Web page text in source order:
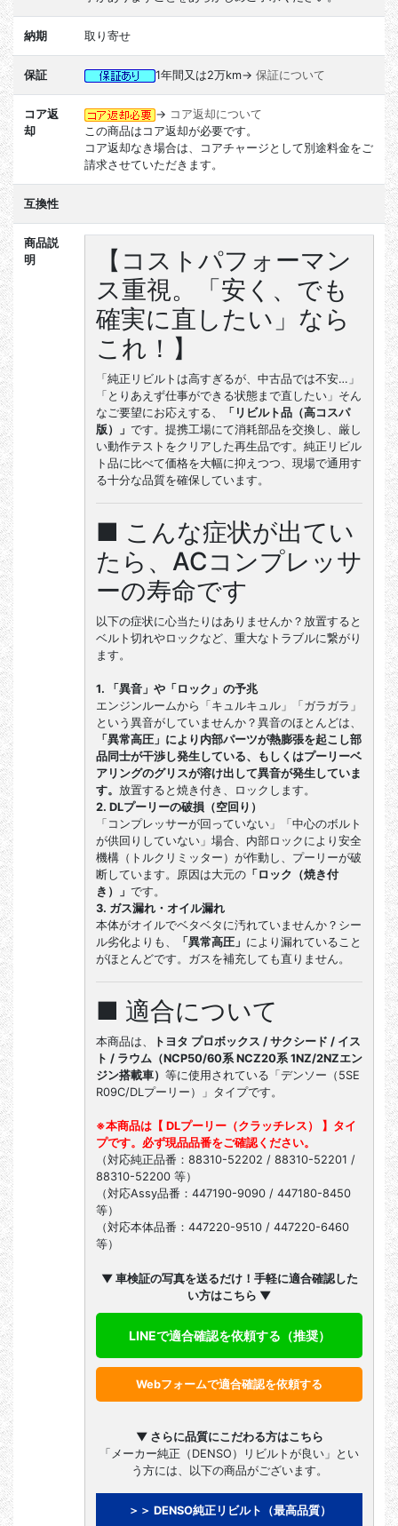
納期 取り寄せ
保証 1年間又は2万km→ 保証について
コア返
却
→ コア返却について
この商品はコア返却が必要です。
コア返却なき場合は、コアチャージとして別途料金をご
請求させていただきます。
互換性
商品説
明
【コストパフォーマン
ス重視。「安く、でも
確実に直したい」なら
これ！】
「純正リビルトは高すぎるが、中古品では不安…」
「とりあえず仕事ができる状態まで直したい」そん
なご要望にお応えする、
「リビルト品（高コスパ
版）」 です。提携工場にて消耗部品を交換し、厳し
い動作テストをクリアした再生品です。純正リビル
ト品に比べて価格を大幅に抑えつつ、現場で通用す
る十分な品質を確保しています。
■ こんな症状が出てい
たら、ACコンプレッサ
ーの寿命です
以下の症状に心当たりはありませんか？放置すると
ベルト切れやロックなど、重大なトラブルに繋がり
ます。
1. 「異音」や「ロック」の予兆
エンジンルームから「キュルキュル」「ガラガラ」
という異音がしていませんか？異音のほとんどは、
「異常高圧」により内部パーツが熱膨張を起こし部
品同士が干渉し発生している、もしくはプーリーベ
アリングのグリスが溶け出して異音が発生していま
す。 放置すると焼き付き、ロックします。
2. DLプーリーの破損（空回り）
「コンプレッサーが回っていない」「中心のボルト
が供回りしていない」場合、内部ロックにより安全
機構（トルクリミッター）が作動し、プーリーが破
断しています。原因は大元の 「ロック（焼き付
き）」 です。
3. ガス漏れ・オイル漏れ
本体がオイルでベタベタに汚れていませんか？シー
ル劣化よりも、
「異常高圧」 により漏れていること
がほとんどです。ガスを補充しても直りません。
■ 適合について
本商品は、
トヨタ プロボックス / サクシード / イス
ト / ラウム（NCP50/60系 NCZ20系 1NZ/2NZエン
ジン搭載車） 等に使用されている「デンソー（5SE
R09C/DLプーリー）」タイプです。
※本商品は【 DLプーリー（クラッチレス） 】タイ
プです。必ず現品品番をご確認ください。
（対応純正品番：88310-52202 / 88310-52201 /
88310-52200 等）
（対応Assy品番：447190-9090 / 447180-8450
等）
（対応本体品番：447220-9510 / 447220-6460
等）
▼ 車検証の写真を送るだけ！手軽に適合確認した
い方はこちら ▼
LINEで適合確認を依頼する（推奨）
Webフォームで適合確認を依頼する
▼ さらに品質にこだわる方はこちら
「メーカー純正（DENSO）リビルトが良い」とい
う方には、以下の商品がございます。
＞＞ DENSO純正リビルト（最高品質）